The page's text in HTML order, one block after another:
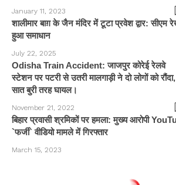
January 11, 2023
शालीमार बाग़ के जैन मंदिर में टूटा प्रवेश द्वार: सीएम
हुआ समाधान
July 22, 2025
Odisha Train Accident: जाजपुर कोरेई रेलवे
स्टेशन पर पटरी से उतरी मालगाड़ी ने दो लोगों को रौंदा,
सात बुरी तरह घायल।
November 21, 2022
बिहार प्रवासी श्रमिकों पर हमला: मुख्य आरोपी
`फर्जी` वीडियो मामले में गिरफ्तार
March 15, 2023